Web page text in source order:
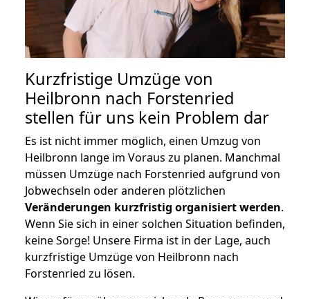
Kurzfristige Umzüge von
Heilbronn nach Forstenried
stellen für uns kein Problem dar
Es ist nicht immer möglich, einen Umzug von
Heilbronn lange im Voraus zu planen. Manchmal
müssen Umzüge nach Forstenried aufgrund von
Jobwechseln oder anderen plötzlichen
Veränderungen kurzfristig organisiert werden.
Wenn Sie sich in einer solchen Situation befinden,
keine Sorge! Unsere Firma ist in der Lage, auch
kurzfristige Umzüge von Heilbronn nach
Forstenried zu lösen.